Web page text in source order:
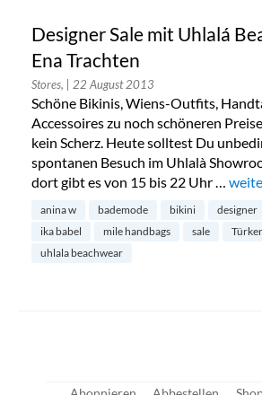
Designer Sale mit Uhlalá
Ena Trachten
Stores, | 22 August 2013
Schöne Bikinis, Wiens-Outfits,
Accessoires zu noch schöneren
kein Scherz. Heute solltest Du
spontanen Besuch im Uhlalà
dort gibt es von 15 bis 22 Uhr …
anina w bademode bikini designer
ika babel
mile handbags sale
uhlala beachwear